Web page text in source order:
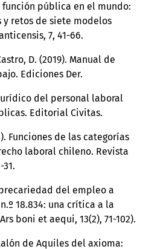
función pública en el mundo:
y retos de siete modelos
7, 41-66.
D. (2019). Manual de
Ediciones Der.
jurídico del personal laboral
Editorial Civitas.
Funciones de las categorías
laboral chileno. Revista
del empleo a
18.834: una crítica a la
boni et aequi, 13(2), 71-102).
de Aquiles del axioma: